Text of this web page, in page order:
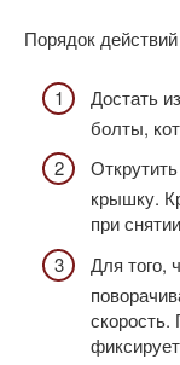
Порядок
Достать
болты,
крышку.
при
Для того,
скорость.